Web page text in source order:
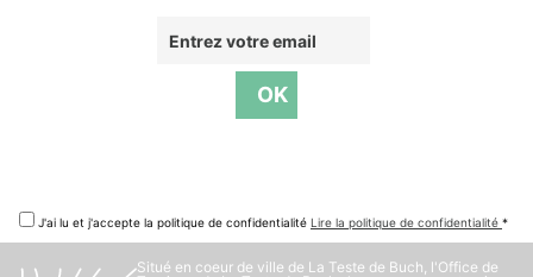
J'ai lu et j'accepte la politique de confidentialité Lire la politique de confidentialité *
Situé en coeur de ville de La Teste de Buch, l'Office de